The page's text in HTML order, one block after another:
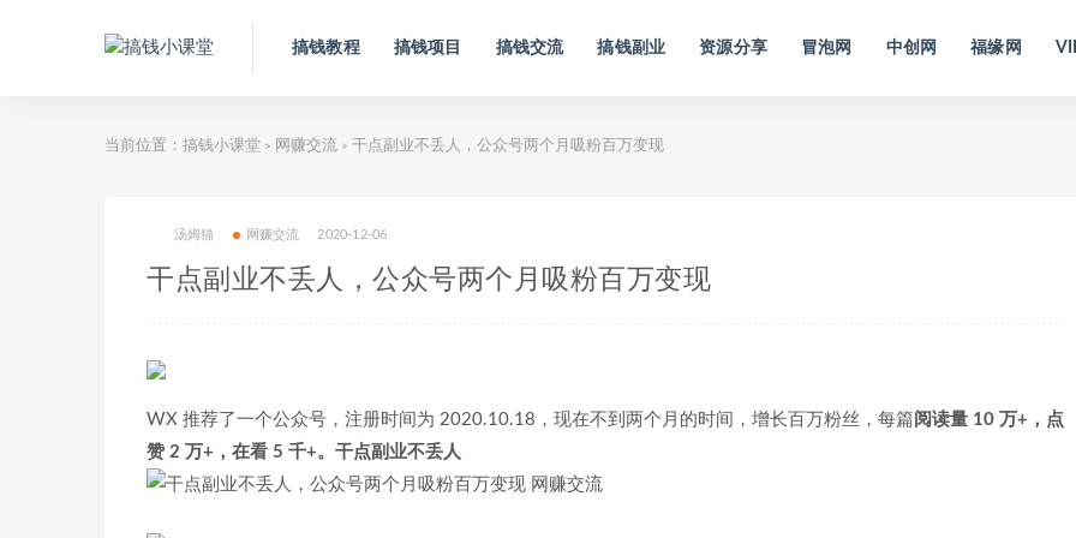
搞钱教程 搞钱项目 搞钱交流 搞钱副业 资源分享 冒泡网 中创网 福缘网
当前位置： 搞钱小课堂 > 网赚交流 > 干点副业不丢人，公众号两个月吸粉百万变现
汤姆猫 网赚交流 2020-12-06
干点副业不丢人，公众号两个月吸粉百万变现
WX 推荐了一个公众号，注册时间为 2020.10.18，现在不到两个月的时间，增长百万粉丝，每篇 阅读量 10 万+，点
赞 2 万+，在看 5 千+。干点副业不丢人